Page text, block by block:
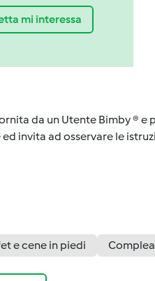
mi interessa
da un Utente Bimby ® e
invita ad osservare le
e cene in piedi